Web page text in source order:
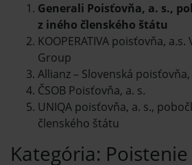
Generali Poisťovňa, a. s.,
z iného členského štátu
KOOPERATIVA poisťovňa,
Group
Allianz – Slovenská poisťovňa,
ČSOB Poisťovňa, a. s.
UNIQA poisťovňa, a. s.,
členského štátu
Kategória: